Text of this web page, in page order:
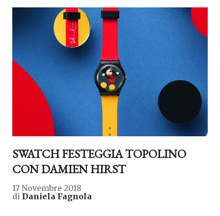
SWATCH FESTEGGIA TOPOLINO
CON DAMIEN HIRST
17 Novembre 2018
di Daniela Fagnola